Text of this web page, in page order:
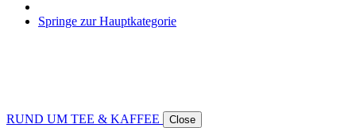
Springe zur Hauptkategorie
RUND UM TEE & KAFFEE Close